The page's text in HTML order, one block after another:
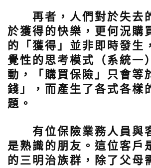
再者，人們對於失去
於獲得的快樂，更何況購
的「獲得」並非即時發生
覺性的思考模式（系統一
動，「購買保險」只會等
錢」，而產生了各式各樣
題。
有位保險業務人員與
是熟識的朋友。這位客戶
的三明治族群，除了父母